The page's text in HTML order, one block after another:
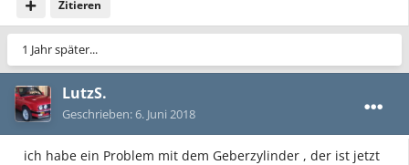
Zitieren
1 Jahr später...
LutzS.
Geschrieben:6. Juni 2018
ich habe ein Problem mit dem Geberzylinder , der ist jetzt